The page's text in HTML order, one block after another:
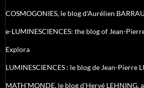
COSMOGONIES, le blog d'Aurélien
e-LUMINESCIENCES: the blog of Jean-
Explora
LUMINESCIENCES : le blog de Jean-Pierre
MATH'MONDE, le blog d'Hervé LEHNING,